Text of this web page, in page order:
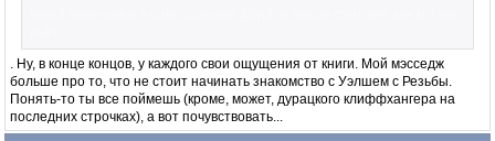
. Ну, в конце концов, у каждого свои ощущения от книги. Мой мэсседж
больше про то, что не стоит начинать знакомство с Уэлшем с Резьбы.
Понять-то ты все поймешь (кроме, может, дурацкого клиффхангера на
последних строчках), а вот почувствовать...